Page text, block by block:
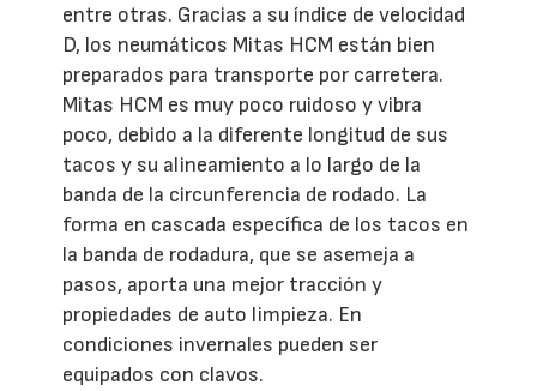
entre otras. Gracias a su índice de velocidad
D, los neumáticos Mitas HCM están bien
preparados para transporte por carretera.
Mitas HCM es muy poco ruidoso y vibra
poco, debido a la diferente longitud de sus
tacos y su alineamiento a lo largo de la
banda de la circunferencia de rodado. La
forma en cascada específica de los tacos en
la banda de rodadura, que se asemeja a
pasos, aporta una mejor tracción y
propiedades de auto limpieza. En
condiciones invernales pueden ser
equipados con clavos.